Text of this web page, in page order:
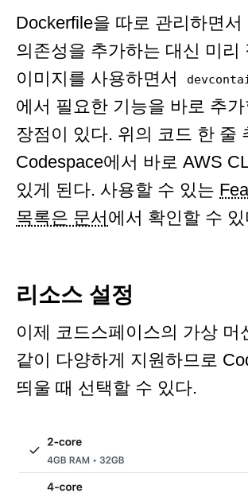
Dockerfile을 따로 관리하면서
의존성을 추가하는 대신 미리
이미지를 사용하면서
에서 필요한 기능을 바로 추
장점이 있다. 위의 코드 한 줄
Codespace에서 바로 AWS
있게 된다. 사용할 수 있는
목록은 문서 에서 확인할 수 있
리소스 설정
이제 코드스페이스의 가상 머
같이 다양하게 지원하므로
띄울 때 선택할 수 있다.